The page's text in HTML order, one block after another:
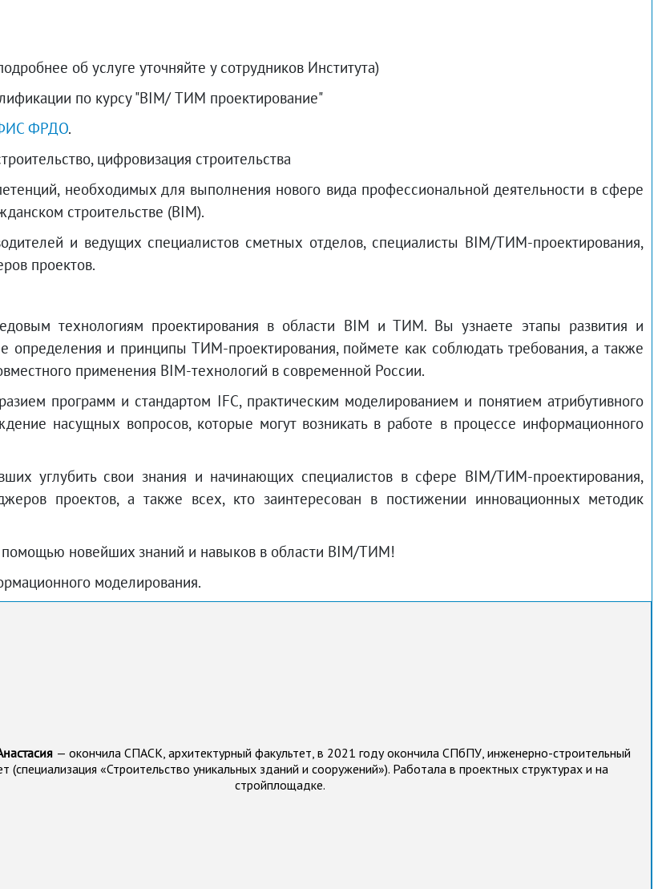
об услуге уточняйте у сотрудников Института)
по курсу "BIM/ ТИМ проектирование"
ФРДО.
цифровизация строительства
необходимых для выполнения нового вида профессиональной деятельности в сфере
строительстве (BIM).
и ведущих специалистов сметных отделов, специалисты BIM/ТИМ-проектирования,
проектов.
технологиям проектирования в области BIM и ТИМ. Вы узнаете этапы развития и
определения и принципы ТИМ-проектирования, поймете как соблюдать требования, а также
применения BIM-технологий в современной России.
программ и стандартом IFC, практическим моделированием и понятием атрибутивного
насущных вопросов, которые могут возникать в работе в процессе информационного
углубить свои знания и начинающих специалистов в сфере BIM/ТИМ-проектирования,
проектов, а также всех, кто заинтересован в постижении инновационных методик
новейших знаний и навыков в области BIM/ТИМ!
моделирования.
— окончила СПАСК, архитектурный факультет, в 2021 году окончила СПбПУ, инженерно-строительный
(специализация «Строительство уникальных зданий и сооружений»). Работала в проектных структурах и на
стройплощадке.